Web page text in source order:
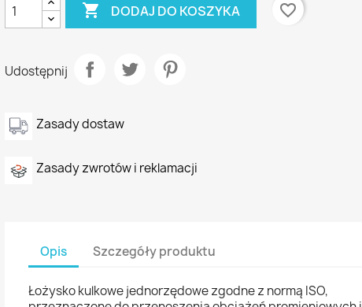
 DODAJ DO KOSZYKA favorite_border
Udostępnij
Zasady dostaw
Zasady zwrotów i reklamacji
Opis Szczegóły produktu
Łożysko kulkowe jednorzędowe zgodne z normą ISO,